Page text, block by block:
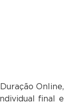
Online,
final e